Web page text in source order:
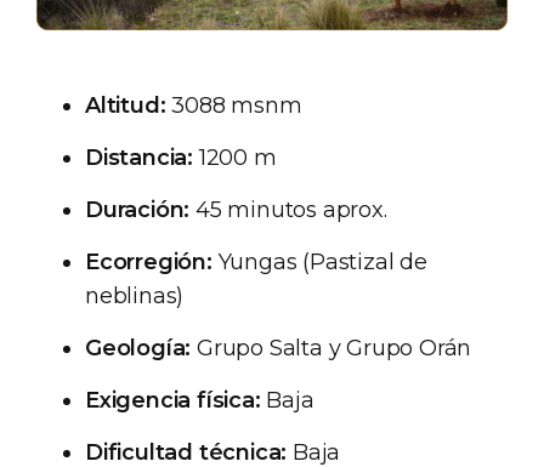
Altitud: 3088 msnm
Distancia: 1200 m
Duración: 45 minutos aprox.
Ecorregión: Yungas (Pastizal de
neblinas)
Geología: Grupo Salta y Grupo Orán
Exigencia física: Baja
Dificultad técnica: Baja